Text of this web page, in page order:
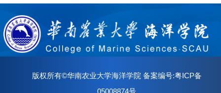
版权所有©华南农业大学海洋学院 备案编号:粤ICP备
05008874号